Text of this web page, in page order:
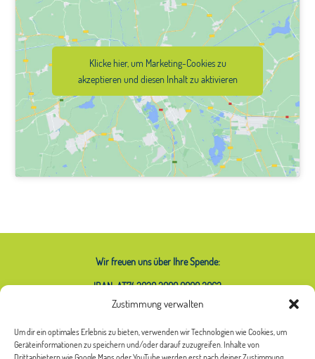
Zustimmung verwalten
Um dir ein optimales Erlebnis zu bieten, verwenden wir Technologien wie Cookies, um
Geräteinformationen zu speichern und/oder darauf zuzugreifen. Inhalte von
Klicke hier, um Marketing-Cookies zu
akzeptieren und diesen Inhalt zu aktivieren
Wir freuen uns über Ihre Spende:
IBAN: AT74 2020 2000 0000 2063